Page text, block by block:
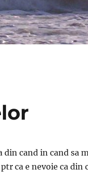
din cand in cand sa
ca e nevoie ca din